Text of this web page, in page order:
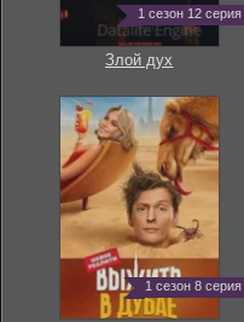
1 сезон 12 серия
Злой дух
1 сезон 8 серия